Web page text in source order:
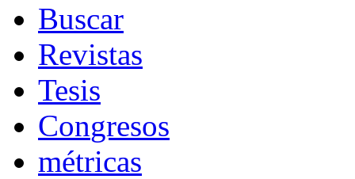
Buscar
Revistas
Tesis
Congresos
métricas